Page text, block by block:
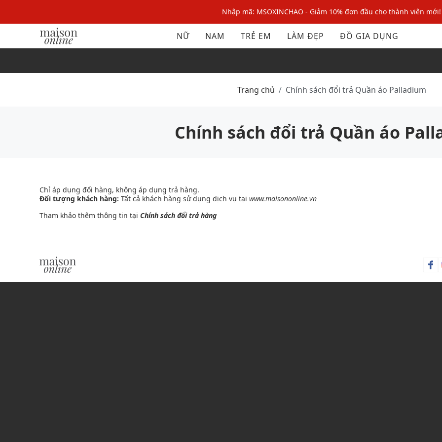
Nhập mã: MSOXINCHAO - Giảm 10% đơn đầu cho thành viên mới!
Nhập mã MSOPAY100: giảm ngay 10% khi thanh toán trực tuyến
Nhập mã: MSOXINCHAO - Giảm 10% đơn đầu cho thành viên mới!
NỮ NAM TRẺ EM LÀM ĐẸP ĐỒ GIA DỤNG
Trang chủ Chính sách đổi trả Quần áo Palladium
Chính sách đổi trả Quần áo
Chỉ áp dụng đổi hàng, không áp dụng trả hàng.
Đối tượng khách hàng: Tất cả khách hàng sử dụng dịch vụ tại www.maisononline.vn
Tham khảo thêm thông tin tại Chính sách đổi trả hàng